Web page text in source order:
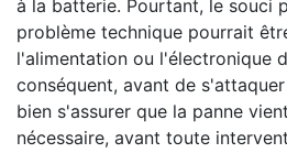
à la batterie. Pourtant, le souci
problème technique pourrait
l'alimentation ou l'électronique
conséquent, avant de
bien s'assurer que la panne
nécessaire, avant toute